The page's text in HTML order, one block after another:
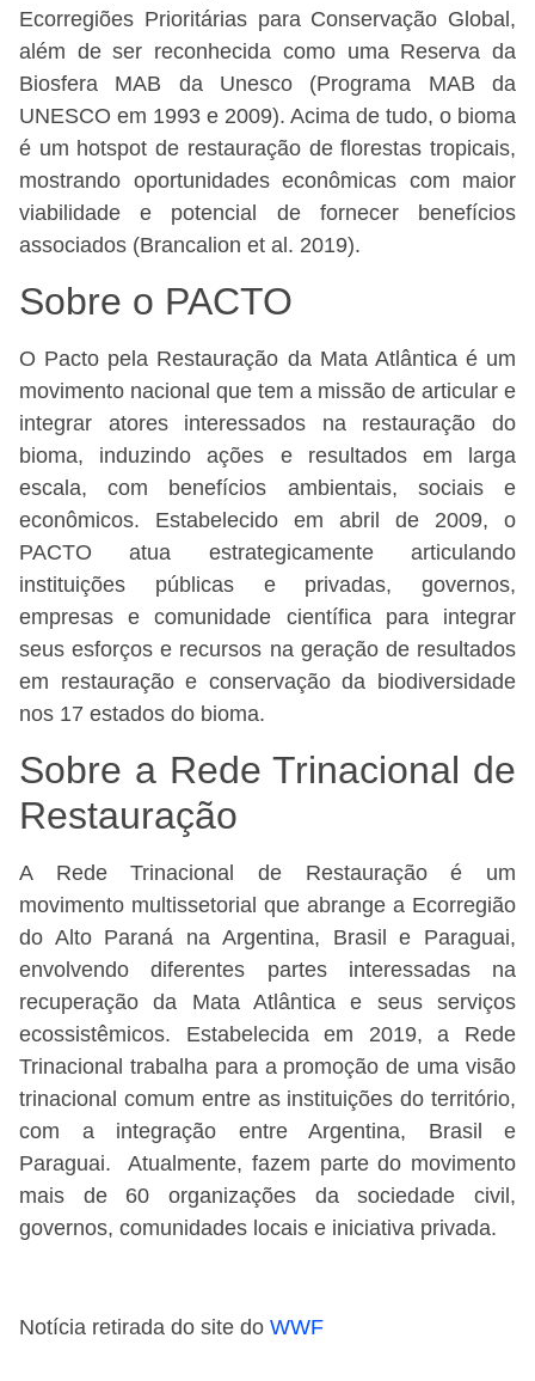
Ecorregiões Prioritárias para Conservação Global,
além de ser reconhecida como uma Reserva da
Biosfera MAB da Unesco (Programa MAB da
UNESCO em 1993 e 2009). Acima de tudo, o bioma
é um hotspot de restauração de florestas tropicais,
mostrando oportunidades econômicas com maior
viabilidade e potencial de fornecer benefícios
associados (Brancalion et al. 2019).
Sobre o PACTO
O Pacto pela Restauração da Mata Atlântica é um
movimento nacional que tem a missão de articular e
integrar atores interessados na restauração do
bioma, induzindo ações e resultados em larga
escala, com benefícios ambientais, sociais e
econômicos. Estabelecido em abril de 2009, o
PACTO atua estrategicamente articulando
instituições públicas e privadas, governos,
empresas e comunidade científica para integrar
seus esforços e recursos na geração de resultados
em restauração e conservação da biodiversidade
nos 17 estados do bioma.
Sobre a Rede Trinacional de
Restauração
A Rede Trinacional de Restauração é um
movimento multissetorial que abrange a Ecorregião
do Alto Paraná na Argentina, Brasil e Paraguai,
envolvendo diferentes partes interessadas na
recuperação da Mata Atlântica e seus serviços
ecossistêmicos. Estabelecida em 2019, a Rede
Trinacional trabalha para a promoção de uma visão
trinacional comum entre as instituições do território,
com a integração entre Argentina, Brasil e
Paraguai. Atualmente, fazem parte do movimento
mais de 60 organizações da sociedade civil,
governos, comunidades locais e iniciativa privada.
Notícia retirada do site do WWF